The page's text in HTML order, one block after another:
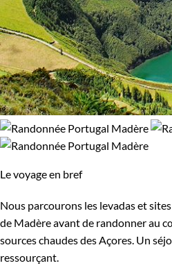
Le voyage en bref
Nous parcourons les levadas et
de Madère avant de randonner au
sources chaudes des Açores. Un
ressourçant.